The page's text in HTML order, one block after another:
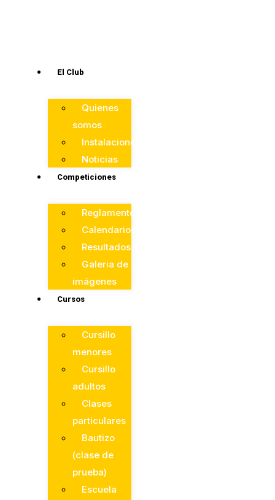
El Club
Quienes
somos
Instalaciones
Noticias
Competiciones
Reglamentos
Calendarios
Resultados
Galeria de
imágenes
Cursos
Cursillo
menores
Cursillo
adultos
Clases
particulares
Bautizo
(clase de
prueba)
Escuela